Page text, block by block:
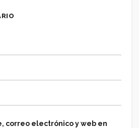
correo electrónico y web en